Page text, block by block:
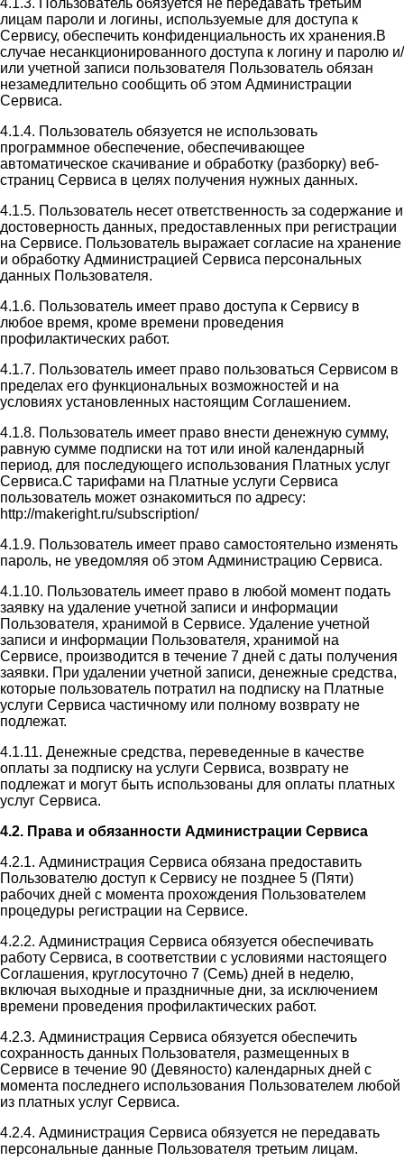
лицам пароли и логины, используемые для доступа к
Сервису, обеспечить конфиденциальность их хранения.В
случае несанкционированного доступа к логину и паролю и/
или учетной записи пользователя Пользователь обязан
незамедлительно сообщить об этом Администрации
Сервиса.
4.1.4. Пользователь обязуется не использовать
программное обеспечение, обеспечивающее
автоматическое скачивание и обработку (разборку) веб-
страниц Сервиса в целях получения нужных данных.
4.1.5. Пользователь несет ответственность за содержание и
достоверность данных, предоставленных при регистрации
на Сервисе. Пользователь выражает согласие на хранение
и обработку Администрацией Сервиса персональных
данных Пользователя.
4.1.6. Пользователь имеет право доступа к Сервису в
любое время, кроме времени проведения
профилактических работ.
4.1.7. Пользователь имеет право пользоваться Сервисом в
пределах его функциональных возможностей и на
условиях установленных настоящим Соглашением.
4.1.8. Пользователь имеет право внести денежную сумму,
равную сумме подписки на тот или иной календарный
период, для последующего использования Платных услуг
Сервиса.С тарифами на Платные услуги Сервиса
пользователь может ознакомиться по адресу:
http://makeright.ru/subscription/
4.1.9. Пользователь имеет право самостоятельно изменять
пароль, не уведомляя об этом Администрацию Сервиса.
4.1.10. Пользователь имеет право в любой момент подать
заявку на удаление учетной записи и информации
Пользователя, хранимой в Сервисе. Удаление учетной
записи и информации Пользователя, хранимой на
Сервисе, производится в течение 7 дней с даты получения
заявки. При удалении учетной записи, денежные средства,
которые пользователь потратил на подписку на Платные
услуги Сервиса частичному или полному возврату не
подлежат.
4.1.11. Денежные средства, переведенные в качестве
оплаты за подписку на услуги Сервиса, возврату не
подлежат и могут быть использованы для оплаты платных
услуг Сервиса.
4.2. Права и обязанности Администрации Сервиса
4.2.1. Администрация Сервиса обязана предоставить
Пользователю доступ к Сервису не позднее 5 (Пяти)
рабочих дней с момента прохождения Пользователем
процедуры регистрации на Сервисе.
4.2.2. Администрация Сервиса обязуется обеспечивать
работу Сервиса, в соответствии с условиями настоящего
Соглашения, круглосуточно 7 (Семь) дней в неделю,
включая выходные и праздничные дни, за исключением
времени проведения профилактических работ.
4.2.3. Администрация Сервиса обязуется обеспечить
сохранность данных Пользователя, размещенных в
Сервисе в течение 90 (Девяносто) календарных дней с
момента последнего использования Пользователем любой
из платных услуг Сервиса.
4.2.4. Администрация Сервиса обязуется не передавать
персональные данные Пользователя третьим лицам.